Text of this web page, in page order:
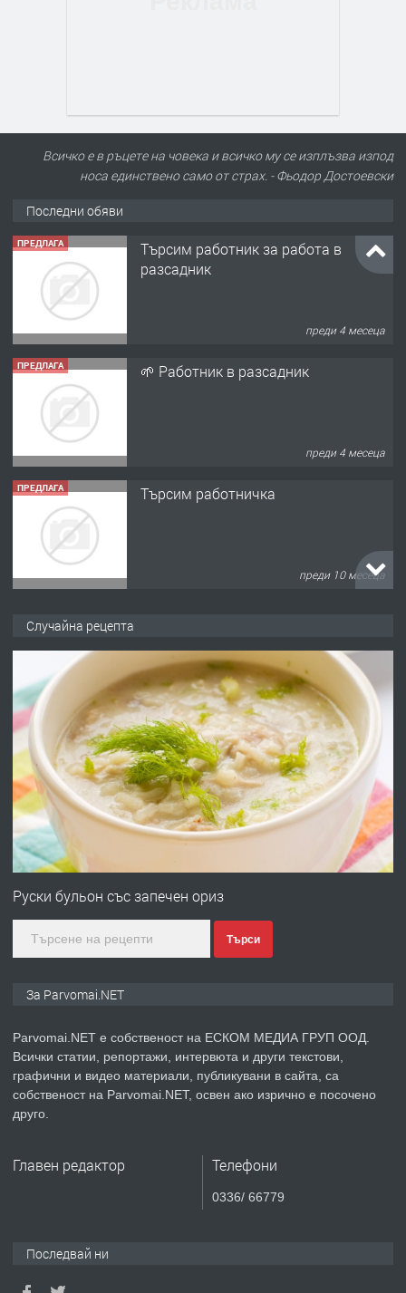
Всичко е в ръцете на човека и всичко му се изплъзва изпод
носа единствено само от страх. - Фьодор Достоевски
Последни обяви
ПРЕДЛАГА
Търсим работник за работа в
разсадник
преди 4 месеца
ПРЕДЛАГА 🌱 Работник в разсадник
преди 4 месеца
ПРЕДЛАГА Търсим работничка
преди 10 месеца
преди 1 година
ПРЕДЛАГА Работа за общи работници
преди 1 година
ПРЕДЛАГА
Първи поход "По стъпките на Ангел
преди 1 година
ПРЕДЛАГА Уроци по Математика
Случайна рецепта
Руски бульон със запечен ориз
Търси
За Parvomai.NET
Parvomai.NET е собственост на ЕСКОМ МЕДИА ГРУП ООД.
Всички статии, репортажи, интервюта и други текстови,
графични и видео материали, публикувани в сайта, са
собственост на Parvomai.NET, освен ако изрично е посочено
друго.
Главен редактор Телефони
0336/ 66779
Последвай ни